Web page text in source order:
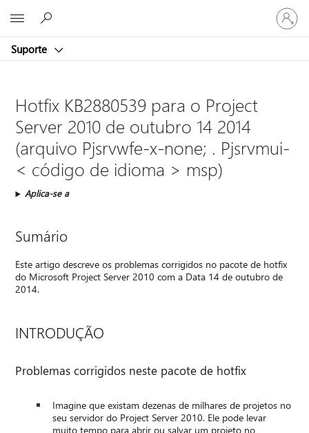
Suporte
Entre
em
sua
Hotfix KB2880539 para o Project
Server 2010 de outubro 14 2014
(arquivo Pjsrvwfe-x-none; . Pjsrvmui-
< código de idioma > msp)
Aplica-se a
Sumário
Este artigo descreve os problemas corrigidos no pacote de hotfix
do Microsoft Project Server 2010 com a Data 14 de outubro de
2014.
INTRODUÇÃO
Problemas corrigidos neste pacote de hotfix
Imagine que existam dezenas de milhares de projetos no
seu servidor do Project Server 2010. Ele pode levar
muito tempo para abrir ou salvar um projeto no